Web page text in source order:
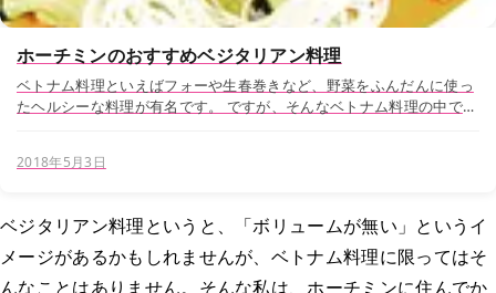
ホーチミンのおすすめベジタリアン料理
ベトナム料理といえばフォーや生春巻きなど、野菜をふんだんに使っ
たヘルシーな料理が有名です。 ですが、そんなベトナム料理の中で
2018年5月3日
ベジタリアン料理というと、「ボリュームが無い」というイ
メージがあるかもしれませんが、ベトナム料理に限ってはそ
んなことはありません。そんな私は、ホーチミンに住んでか